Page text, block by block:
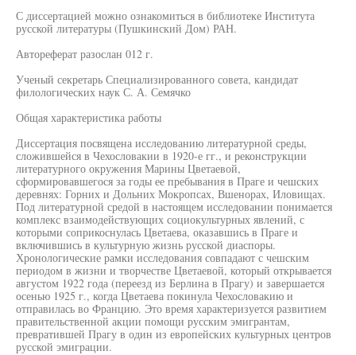
С диссертацией можно ознакомиться в библиотеке Института
русской литературы (Пушкинский Дом) РАН.
Автореферат разослан 012 г.
Ученый секретарь Специализированного совета, кандидат
филологических наук С. А. Семячко
Общая характеристика работы
Диссертация посвящена исследованию литературной среды,
сложившейся в Чехословакии в 1920-е гг., и реконструкции
литературного окружения Марины Цветаевой,
сформировавшегося за годы ее пребывания в Праге и чешских
деревнях: Горних и Дольних Мокропсах, Вшенорах, Иловищах.
Под литературной средой в настоящем исследовании понимается
комплекс взаимодействующих социокультурных явлений, с
которыми соприкоснулась Цветаева, оказавшись в Праге и
включившись в культурную жизнь русской диаспоры.
Хронологические рамки исследования совпадают с чешским
периодом в жизни и творчестве Цветаевой, который открывается
августом 1922 года (переезд из Берлина в Прагу) и завершается
осенью 1925 г., когда Цветаева покинула Чехословакию и
отправилась во Францию. Это время характеризуется развитием
правительственной акции помощи русским эмигрантам,
превратившей Прагу в один из европейских культурных центров
русской эмиграции.